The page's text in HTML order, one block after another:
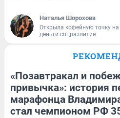
Наталья Шорохова
Открыла кофейную точку на
деньги соцразвития
«Позавтракал и
привычка»: история
марафонца
стал чемпионом РФ